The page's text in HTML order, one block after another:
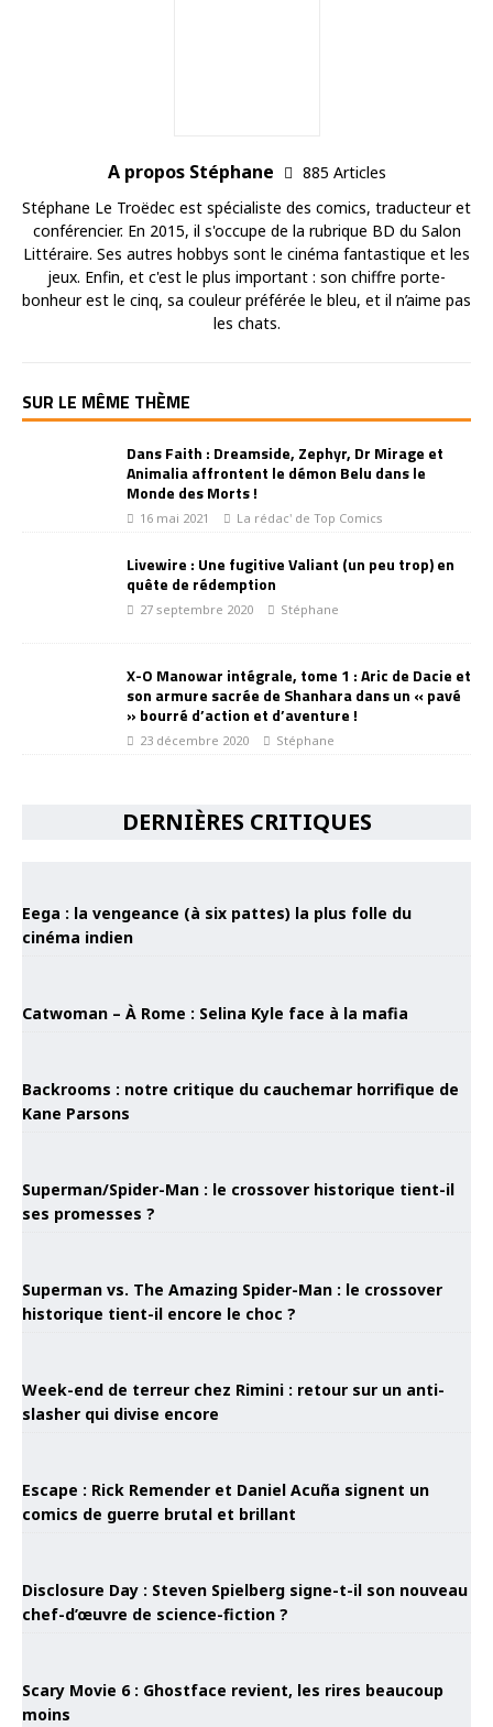
A propos Stéphane
885 Articles
Stéphane Le Troëdec est spécialiste des comics, traducteur et
conférencier. En 2015, il s'occupe de la rubrique BD du Salon
Littéraire. Ses autres hobbys sont le cinéma fantastique et les
jeux. Enfin, et c'est le plus important : son chiffre porte-
bonheur est le cinq, sa couleur préférée le bleu, et il n’aime pas
les chats.
SUR LE MÊME THÈME
Dans Faith : Dreamside, Zephyr, Dr Mirage et
Animalia affrontent le démon Belu dans le
Monde des Morts !
16 mai 2021 La rédac' de Top Comics
Livewire : Une fugitive Valiant (un peu trop) en
quête de rédemption
27 septembre 2020 Stéphane
X-O Manowar intégrale, tome 1 : Aric de Dacie et
son armure sacrée de Shanhara dans un « pavé
» bourré d’action et d’aventure !
23 décembre 2020 Stéphane
DERNIÈRES CRITIQUES
Eega : la vengeance (à six pattes) la plus folle du
cinéma indien
Catwoman – À Rome : Selina Kyle face à la mafia
Backrooms : notre critique du cauchemar horrifique de
Kane Parsons
Superman/Spider-Man : le crossover historique tient-il
ses promesses ?
Superman vs. The Amazing Spider-Man : le crossover
historique tient-il encore le choc ?
Week-end de terreur chez Rimini : retour sur un anti-
slasher qui divise encore
Escape : Rick Remender et Daniel Acuña signent un
comics de guerre brutal et brillant
Disclosure Day : Steven Spielberg signe-t-il son nouveau
chef-d’œuvre de science-fiction ?
Scary Movie 6 : Ghostface revient, les rires beaucoup
moins